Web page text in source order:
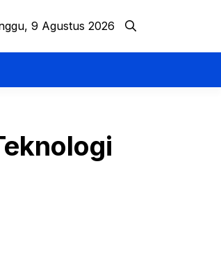
9 Agustus 2026